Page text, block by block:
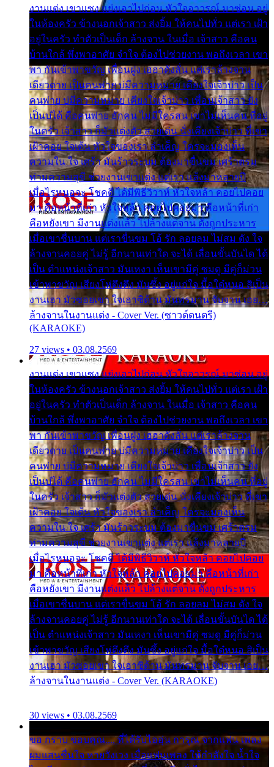
งานแต่ง เขาแซง แย่งเอาไปก่อน หัวใจอาวรณ์ มาซ่อน อยู่
ในห้องครัว ข้างนอกเจ้าสาว ส่งยิ้ม ให้คนไปทั่ว แต่เรา เฝ้า
อยู่ในครัว ทำตัวเป็นเด็ก ล้างจาน ในเมื่อ เจ้าสาว คือคน
บ้านใกล้ พึ่งพาอาศัย จำใจ ต้องไปช่วยงาน พอถึงเวลา เขา
พา กันเข้าพาขวัญ เพื่อนฝูง เฮฮาดังลั่น แต่เราล้างจาน
เดียวดาย เป็นคนพ่าย บ่มีความหมาย เคียงใจเจ้าบ่าว เป็น
คนพ่าย บ่มีความหมาย เคียงใจเจ้าบ่าว เพื่อนเจ้าสาว ยัง
เป็นบ่ได้ คือคนพ่าย ฮักคน ไม่มีใครสน เขาไม่เห็นคน ที่อยู่
ในครัว เจ้าสาว ก็มัวแต่งตัว สวยเด่น นั่งเคียงเจ้าบ่าว ที่เขา
เฝ้าคอย ใจเต้น หัวใจของเรา ลำเค็ญ ใครจะมองเห็น
ความใน ใจ เศร้า มันร้าวระบม ต้องมาขื่นขม เศร้าตรม
ท่ามความสุขี ช่วยงานเขาแต่ง แต่เรา แล้งมาหลายปี
เมื่อไรหนอจะ โชคดี ได้มีพิธีวิวาห์ หัวใจหล้า คอยไปคอย
มา คือหน้าที่เก่า หัวใจหล้า คอยไปคอยมา คือหน้าที่เก่า
คือหยังเขา มีงานแต่งแล้ว ไปล้างแต่จาน ดั่งถูกประหาร
เมื่อเขาชื่นบาน แต่เราขื่นขม โอ้ รัก ลอยลม ไม่สม ดัง ใจ
ล้างจานคอยคู่ ไม่รู้ อีกนานเท่าใด จะได้ เลื่อนขั้นบันได ได้
เป็น ตำแหน่งเจ้าสาว มันเหงา เห็นเขามีคู่ ซมดู มีคู่ก็ม่วน
เข้าพาขวัญ เสียงโห่ตึงตึง มันซึ้ง อยู่แก่ใจ มื้อใด๋หนอ สิเป็น
งานเฮา มัวซอยเขา ใจเฮาซิด้าน มันทรมาน จับจาน เอย…
ล้างจานในงานแต่ง - Cover Ver. (ซาวด์ดนตรี)
(KARAOKE)
27 views • 03.08.2569
งานแต่ง เขาแซง แย่งเอาไปก่อน หัวใจอาวรณ์ มาซ่อน อยู่
ในห้องครัว ข้างนอกเจ้าสาว ส่งยิ้ม ให้คนไปทั่ว แต่เรา เฝ้า
อยู่ในครัว ทำตัวเป็นเด็ก ล้างจาน ในเมื่อ เจ้าสาว คือคน
บ้านใกล้ พึ่งพาอาศัย จำใจ ต้องไปช่วยงาน พอถึงเวลา เขา
พา กันเข้าพาขวัญ เพื่อนฝูง เฮฮาดังลั่น แต่เราล้างจาน
เดียวดาย เป็นคนพ่าย บ่มีความหมาย เคียงใจเจ้าบ่าว เป็น
คนพ่าย บ่มีความหมาย เคียงใจเจ้าบ่าว เพื่อนเจ้าสาว ยัง
เป็นบ่ได้ คือคนพ่าย ฮักคน ไม่มีใครสน เขาไม่เห็นคน ที่อยู่
ในครัว เจ้าสาว ก็มัวแต่งตัว สวยเด่น นั่งเคียงเจ้าบ่าว ที่เขา
เฝ้าคอย ใจเต้น หัวใจของเรา ลำเค็ญ ใครจะมองเห็น
ความใน ใจ เศร้า มันร้าวระบม ต้องมาขื่นขม เศร้าตรม
ท่ามความสุขี ช่วยงานเขาแต่ง แต่เรา แล้งมาหลายปี
เมื่อไรหนอจะ โชคดี ได้มีพิธีวิวาห์ หัวใจหล้า คอยไปคอย
มา คือหน้าที่เก่า หัวใจหล้า คอยไปคอยมา คือหน้าที่เก่า
คือหยังเขา มีงานแต่งแล้ว ไปล้างแต่จาน ดั่งถูกประหาร
เมื่อเขาชื่นบาน แต่เราขื่นขม โอ้ รัก ลอยลม ไม่สม ดัง ใจ
ล้างจานคอยคู่ ไม่รู้ อีกนานเท่าใด จะได้ เลื่อนขั้นบันได ได้
เป็น ตำแหน่งเจ้าสาว มันเหงา เห็นเขามีคู่ ซมดู มีคู่ก็ม่วน
เข้าพาขวัญ เสียงโห่ตึงตึง มันซึ้ง อยู่แก่ใจ มื้อใด๋หนอ สิเป็น
งานเฮา มัวซอยเขา ใจเฮาซิด้าน มันทรมาน จับจาน เอย…
ล้างจานในงานแต่ง - Cover Ver. (KARAOKE)
30 views • 03.08.2569
ขอ กราบ ขอบคุณ.... ที่ได้รับไออุ่น การุณ จากแฟน เพลง
ผมแสนชื่นใจ หายวังเวง เมื่อแฟนเพลง ให้กำลังใจ น้ำใจ